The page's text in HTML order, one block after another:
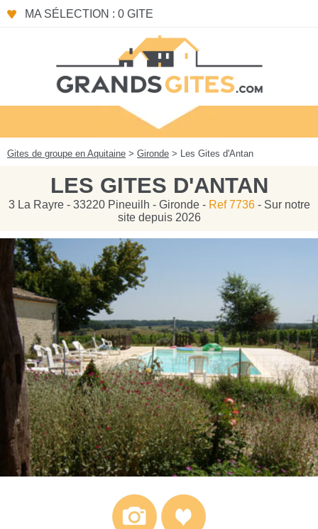
MA SÉLECTION : 0 GITE
Gites de groupe en Aquitaine > Gironde > Les Gites d'Antan
LES GITES D'ANTAN
3 La Rayre - 33220 Pineuilh - Gironde - Ref 7736- Sur notre
site depuis 2026
Panneau de gestion des cookies